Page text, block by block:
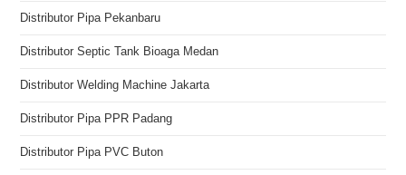
Distributor Pipa Pekanbaru
Distributor Septic Tank Bioaga Medan
Distributor Welding Machine Jakarta
Distributor Pipa PPR Padang
Distributor Pipa PVC Buton